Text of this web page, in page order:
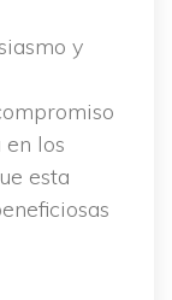
y
los
esta